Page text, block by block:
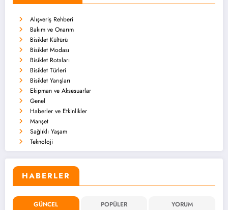
Alışveriş Rehberi
Bakım ve Onarım
Bisiklet Kültürü
Bisiklet Modası
Bisiklet Rotaları
Bisiklet Türleri
Bisiklet Yarışları
Ekipman ve Aksesuarlar
Genel
Haberler ve Etkinlikler
Manşet
Sağlıklı Yaşam
Teknoloji
HABERLER
GÜNCEL POPÜLER YORUM